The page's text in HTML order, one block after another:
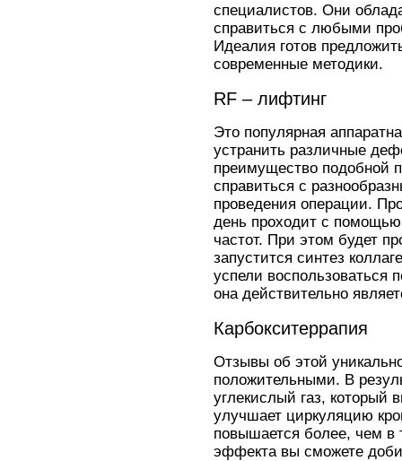
специалистов. Они
справиться с любыми
Идеалия готов
современные методики.
RF – лифтинг
Это популярная
устранить различные
преимущество подобной
справиться с
проведения операции.
день проходит с
частот. При этом будет
запустится синтез
успели воспользоваться
она действительно
Карбокситеррапия
Отзывы об этой
положительными. В
углекислый газ, который
улучшает циркуляцию
повышается более, чем в
эффекта вы сможете